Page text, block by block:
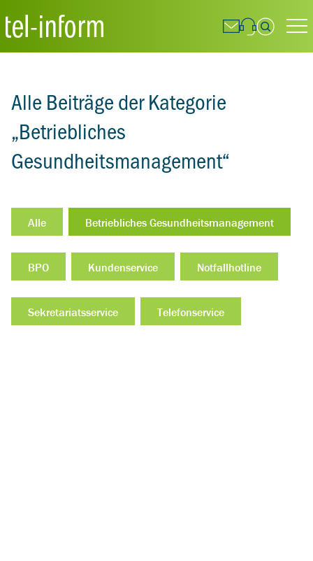
Suchen
Alle Beiträge der Kategorie
„Betriebliches
Gesundheitsmanagement“
Alle Betriebliches Gesundheitsmanagement
BPO Kundenservice Notfallhotline
Sekretariatsservice Telefonservice